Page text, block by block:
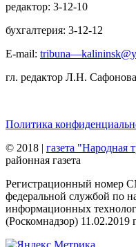
редактор: 3-12-10
бухгалтерия: 3-12-12
E-mail:
гл. редактор Л.Н. Сафонова
Политика
© 2018 | газета "Народная
районная газета
Регистрационный
федеральной службой по
информационных
(Роскомнадзор) 11.02.2019